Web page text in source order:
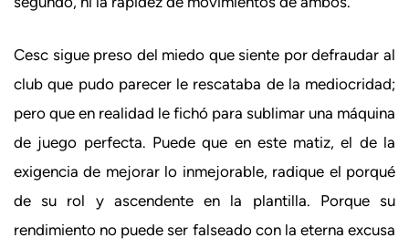
Cesc sigue preso del miedo que siente por defraudar al
club que pudo parecer le rescataba de la mediocridad;
pero que en realidad le fichó para sublimar una máquina
de juego perfecta. Puede que en este matiz, el de la
exigencia de mejorar lo inmejorable, radique el porqué
de su rol y ascendente en la plantilla. Porque su
rendimiento no puede ser falseado con la eterna excusa